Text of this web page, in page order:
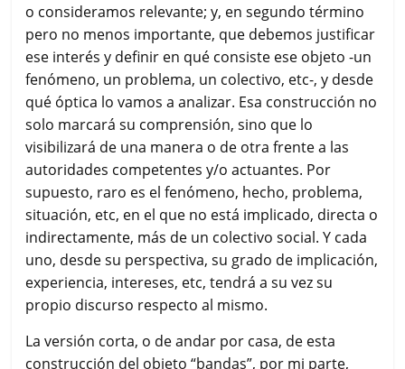
o consideramos relevante; y, en segundo término
pero no menos importante, que debemos justificar
ese interés y definir en qué consiste ese objeto -un
fenómeno, un problema, un colectivo, etc-, y desde
qué óptica lo vamos a analizar. Esa construcción no
solo marcará su comprensión, sino que lo
visibilizará de una manera o de otra frente a las
autoridades competentes y/o actuantes. Por
supuesto, raro es el fenómeno, hecho, problema,
situación, etc, en el que no está implicado, directa o
indirectamente, más de un colectivo social. Y cada
uno, desde su perspectiva, su grado de implicación,
experiencia, intereses, etc, tendrá a su vez su
propio discurso respecto al mismo.
La versión corta, o de andar por casa, de esta
construcción del objeto “bandas”, por mi parte,